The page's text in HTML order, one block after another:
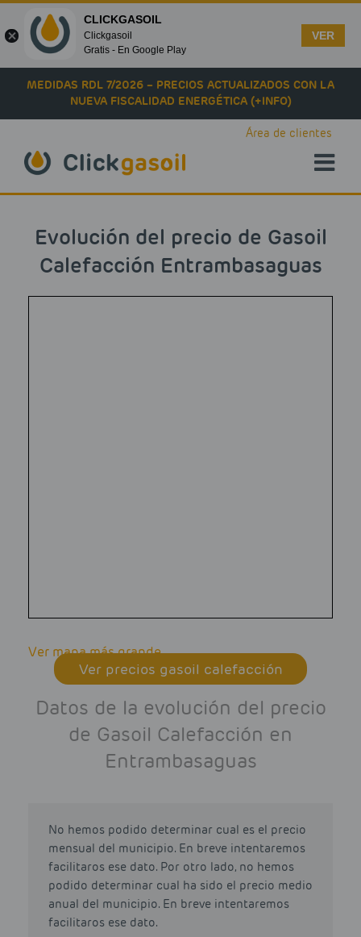
Skip to main content
MEDIDAS RDL 7/2026 – PRECIOS ACTUALIZADOS CON LA
NUEVA FISCALIDAD ENERGÉTICA (+INFO)
Área de clientes
Evolución del precio de Gasoil
Calefacción Entrambasaguas
Ver mapa más grande
Ver precios gasoil calefacción
Datos de la evolución del precio
de Gasoil Calefacción en
Entrambasaguas
No hemos podido determinar cual es el precio
mensual del municipio. En breve intentaremos
facilitaros ese dato. Por otro lado, no hemos
podido determinar cual ha sido el precio medio
anual del municipio. En breve intentaremos
facilitaros ese dato.
CLICKGASOIL
Clickgasoil
Gratis - En Google Play
VER